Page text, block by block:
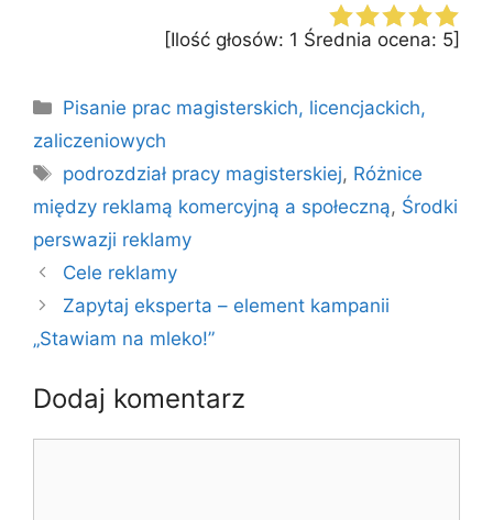
[Ilość głosów: 1 Średnia ocena: 5]
Kategorie
Pisanie prac magisterskich, licencjackich,
zaliczeniowych
Tagi
podrozdział pracy magisterskiej, Różnice
między reklamą komercyjną a społeczną, Środki
perswazji reklamy
Cele reklamy
Zapytaj eksperta – element kampanii
„Stawiam na mleko!”
Dodaj komentarz